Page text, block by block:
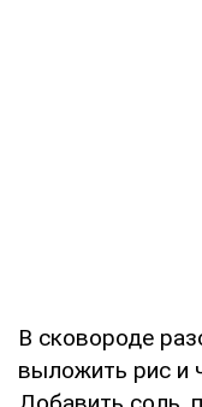
В сковороде
выложить рис и